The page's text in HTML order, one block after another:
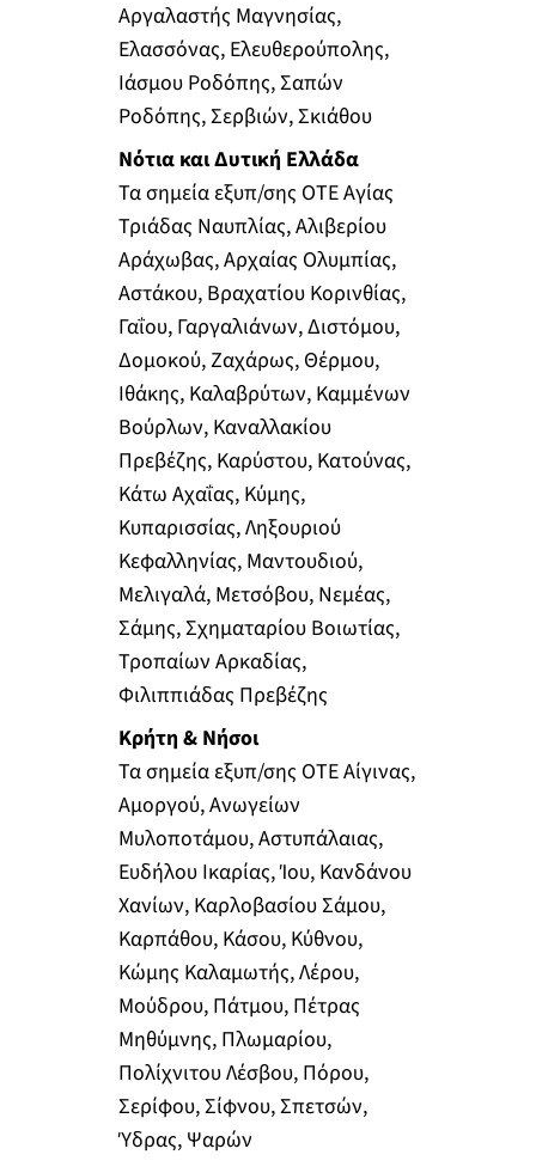
Αργαλαστής Μαγνησίας,
Ελασσόνας, Ελευθερούπολης,
Ιάσμου Ροδόπης, Σαπών
Ροδόπης, Σερβιών, Σκιάθου
Νότια και Δυτική Ελλάδα
Τα σημεία εξυπ/σης ΟΤΕ Αγίας
Τριάδας Ναυπλίας, Αλιβερίου
Αράχωβας, Αρχαίας Ολυμπίας,
Αστάκου, Βραχατίου Κορινθίας,
Γαΐου, Γαργαλιάνων, Διστόμου,
Δομοκού, Ζαχάρως, Θέρμου,
Ιθάκης, Καλαβρύτων, Καμμένων
Βούρλων, Καναλλακίου
Πρεβέζης, Καρύστου, Κατούνας,
Κάτω Αχαΐας, Κύμης,
Κυπαρισσίας, Ληξουριού
Κεφαλληνίας, Μαντουδιού,
Μελιγαλά, Μετσόβου, Νεμέας,
Σάμης, Σχηματαρίου Βοιωτίας,
Τροπαίων Αρκαδίας,
Φιλιππιάδας Πρεβέζης
Κρήτη & Νήσοι
Τα σημεία εξυπ/σης ΟΤΕ Αίγινας,
Αμοργού, Ανωγείων
Μυλοποτάμου, Αστυπάλαιας,
Ευδήλου Ικαρίας, Ίου, Κανδάνου
Χανίων, Καρλοβασίου Σάμου,
Καρπάθου, Κάσου, Κύθνου,
Κώμης Καλαμωτής, Λέρου,
Μούδρου, Πάτμου, Πέτρας
Μηθύμνης, Πλωμαρίου,
Πολίχνιτου Λέσβου, Πόρου,
Σερίφου, Σίφνου, Σπετσών,
Ύδρας, Ψαρών